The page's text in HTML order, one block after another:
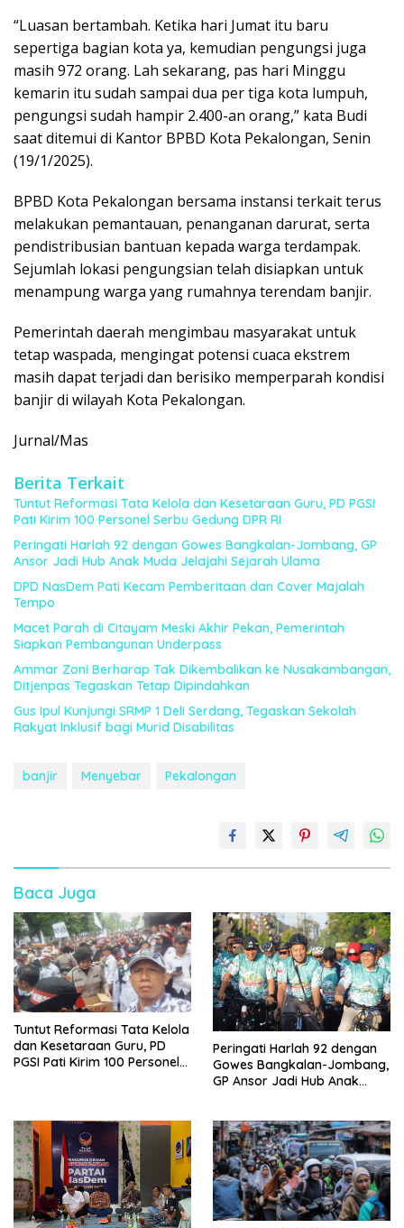
“Luasan bertambah. Ketika hari Jumat itu baru
sepertiga bagian kota ya, kemudian pengungsi juga
masih 972 orang. Lah sekarang, pas hari Minggu
kemarin itu sudah sampai dua per tiga kota lumpuh,
pengungsi sudah hampir 2.400-an orang,” kata Budi
saat ditemui di Kantor BPBD Kota Pekalongan, Senin
(19/1/2025).
BPBD Kota Pekalongan bersama instansi terkait terus
melakukan pemantauan, penanganan darurat, serta
pendistribusian bantuan kepada warga terdampak.
Sejumlah lokasi pengungsian telah disiapkan untuk
menampung warga yang rumahnya terendam banjir.
Pemerintah daerah mengimbau masyarakat untuk
tetap waspada, mengingat potensi cuaca ekstrem
masih dapat terjadi dan berisiko memperparah kondisi
banjir di wilayah Kota Pekalongan.
Jurnal/Mas
Berita Terkait
Tuntut Reformasi Tata Kelola dan Kesetaraan Guru, PD PGSI
Pati Kirim 100 Personel Serbu Gedung DPR RI
Peringati Harlah 92 dengan Gowes Bangkalan-Jombang, GP
Ansor Jadi Hub Anak Muda Jelajahi Sejarah Ulama
DPD NasDem Pati Kecam Pemberitaan dan Cover Majalah
Tempo
Macet Parah di Citayam Meski Akhir Pekan, Pemerintah
Siapkan Pembangunan Underpass
Ammar Zoni Berharap Tak Dikembalikan ke Nusakambangan,
Ditjenpas Tegaskan Tetap Dipindahkan
Gus Ipul Kunjungi SRMP 1 Deli Serdang, Tegaskan Sekolah
Rakyat Inklusif bagi Murid Disabilitas
banjir Menyebar Pekalongan
Baca Juga
Tuntut Reformasi Tata Kelola
dan Kesetaraan Guru, PD
PGSI Pati Kirim 100 Personel
Peringati Harlah 92 dengan
Gowes Bangkalan-Jombang,
GP Ansor Jadi Hub Anak